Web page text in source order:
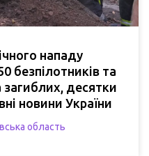
нападу
безпілотників та
десятки
новини України
область